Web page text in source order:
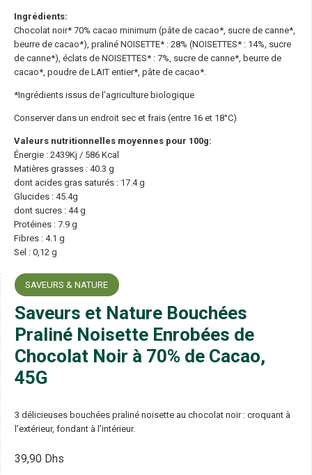
Ingrédients:
Chocolat noir* 70% cacao minimum (pâte de cacao*, sucre de canne*,
beurre de cacao*), praliné NOISETTE* : 28% (NOISETTES* : 14%, sucre
de canne*), éclats de NOISETTES* : 7%, sucre de canne*, beurre de
cacao*, poudre de LAIT entier*, pâte de cacao*.
*Ingrédients issus de l’agriculture biologique
Conserver dans un endroit sec et frais (entre 16 et 18°C)
Valeurs nutritionnelles moyennes pour 100g:
Énergie : 2439Kj / 586 Kcal
Matières grasses : 40.3 g
dont acides gras saturés : 17.4 g
Glucides : 45.4g
dont sucres : 44 g
Protéines : 7.9 g
Fibres : 4.1 g
Sel : 0,12 g
SAVEURS & NATURE
Saveurs et Nature Bouchées
Praliné Noisette Enrobées de
Chocolat Noir à 70% de Cacao,
45G
3 délicieuses bouchées praliné noisette au chocolat noir : croquant à
l’extérieur, fondant à l’intérieur.
39,90 Dhs